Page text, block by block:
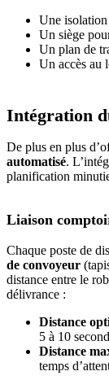
Une
Un siège
Un plan de
Un accès au
Intégration
De plus en plus
automatisé.
planification
Liaison
Chaque poste de
de convoyeur
distance entre le
délivrance :
Distance
5 à 10
Distance
temps